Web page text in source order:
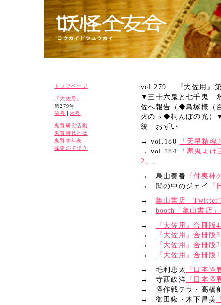
トップページ
『大佐用』
第279号
前号
│次号
鬼質研究活動
鬼質時代とは
鬼質学年表
採集のてびき
vol.279 『大佐用』第
▼三十六鬼と七千鬼
佐へ報告（◆鳥塚様
火の玉◆桐んぼの光）
統 おずい
→ vol.180
「天星精魂
→ vol.184
「悪鬼よ
2」 、
→ 烏山奏春
『付喪神
→ 闇の中のジェイ
『
→ 亀山書店 Twitter
→ booth「亀山書店
→
『大佐用』合冊版
→
『大佐用』合冊版
→
『大佐用』合冊版
→
『大佐用』合冊版
→ 毛利恵太
『日本怪
→ 寺西政洋 『日本怪
→ 怪作戦テラ・高橋
→ 御田鍬・木下昌美